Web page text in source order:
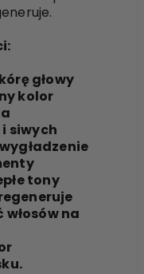
głowy
kolor
siwych
tony
na